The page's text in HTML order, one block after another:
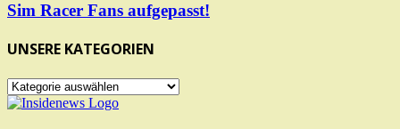
Sim Racer Fans aufgepasst!
UNSERE KATEGORIEN
UNSERE
KATEGORIEN